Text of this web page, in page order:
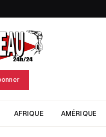
AFRIQUE AMÉRIQUE